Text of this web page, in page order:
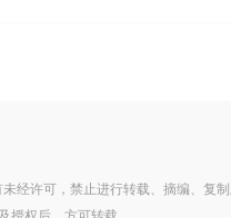
经许可，禁止进行转载、摘编、复制